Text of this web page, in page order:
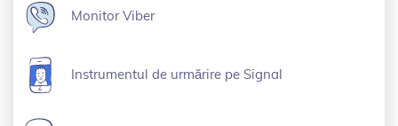
Monitor Viber
Instrumentul de urmărire pe Signal